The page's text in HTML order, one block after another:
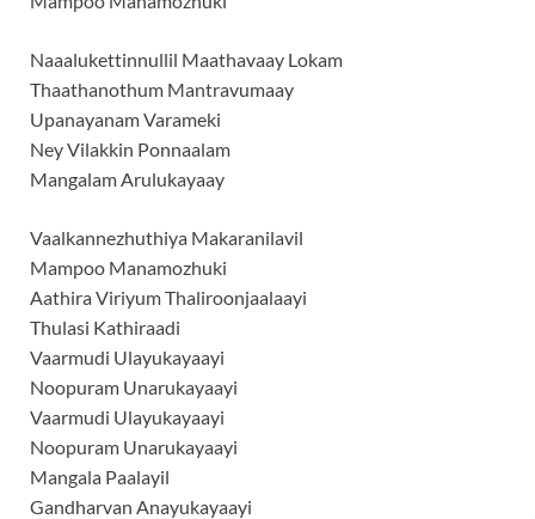
Naaalukettinnullil Maathavaay Lokam
Thaathanothum Mantravumaay
Upanayanam Varameki
Ney Vilakkin Ponnaalam
Mangalam Arulukayaay
Vaalkannezhuthiya Makaranilavil
Mampoo Manamozhuki
Aathira Viriyum Thaliroonjaalaayi
Thulasi Kathiraadi
Vaarmudi Ulayukayaayi
Noopuram Unarukayaayi
Vaarmudi Ulayukayaayi
Noopuram Unarukayaayi
Mangala Paalayil
Gandharvan Anayukayaayi